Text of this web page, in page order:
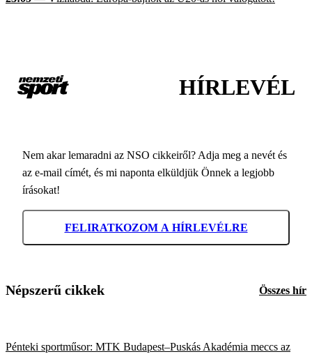
HÍRLEVÉL
Nem akar lemaradni az NSO cikkeiről? Adja meg a nevét és
az e-mail címét, és mi naponta elküldjük Önnek a legjobb
írásokat!
FELIRATKOZOM A HÍRLEVÉLRE
Népszerű cikkek Összes hír
Pénteki sportműsor: MTK Budapest–Puskás Akadémia meccs az